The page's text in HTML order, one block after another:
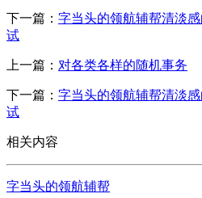
下一篇： 字当头的领航辅帮清淡感
试
上一篇： 对各类各样的随机事务
下一篇： 字当头的领航辅帮清淡感
试
相关内容
字当头的领航辅帮